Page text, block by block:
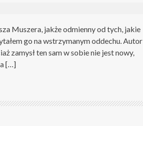
Muszera, jakże odmienny od tych, jakie
go na wstrzymanym oddechu. Autor
zamysł ten sam w sobie nie jest nowy,
[…]